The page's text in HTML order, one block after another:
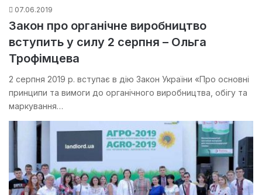
07.06.2019
Закон про органічне виробництво
вступить у силу 2 серпня – Ольга
Трофімцева
2 серпня 2019 р. вступає в дію Закон України «Про основні
принципи та вимоги до органічного виробництва, обігу та
маркування…